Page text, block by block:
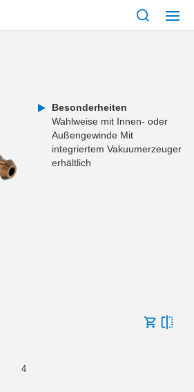
Adapter Serie S
Besonderheiten
Wahlweise mit Innen- oder
Außengewinde Mit
integriertem Vakuumerzeuger
erhältlich
4